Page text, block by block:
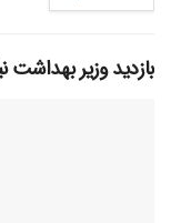
بازدید وزیر